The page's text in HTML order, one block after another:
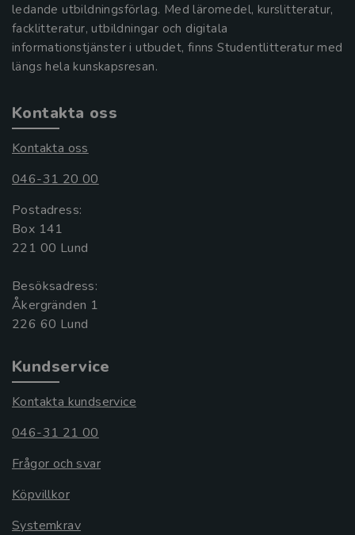
ledande utbildningsförlag. Med läromedel, kurslitteratur,
facklitteratur, utbildningar och digitala
informationstjänster i utbudet, finns Studentlitteratur med
längs hela kunskapsresan.
Kontakta oss
Kontakta oss
046-31 20 00
Postadress:
Box 141
221 00 Lund
Besöksadress:
Åkergränden 1
Kundservice
Kontakta kundservice
046-31 21 00
Frågor och svar
Köpvillkor
Systemkrav